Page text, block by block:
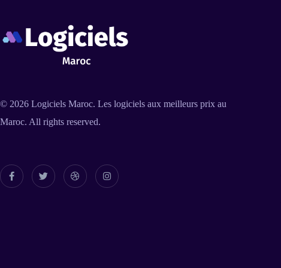
© 2026 Logiciels Maroc. Les logiciels aux meilleurs prix au
Maroc. All rights reserved.